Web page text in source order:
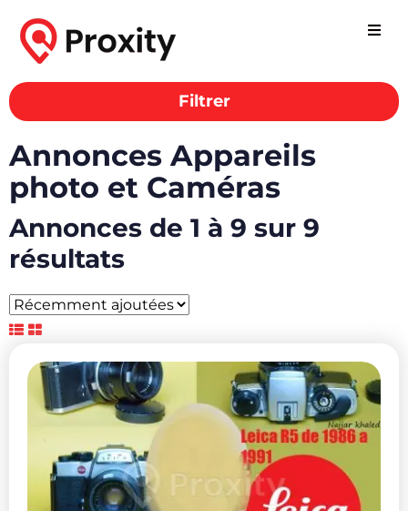
Filtrer
Annonces Appareils
photo et Caméras
Annonces de 1 à 9 sur 9
résultats